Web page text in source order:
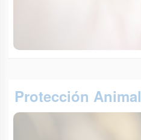
Protección Animal